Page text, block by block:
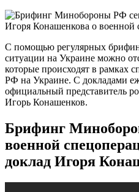
С помощью регулярных
ситуации на Украине можно
которые происходят в рамках
РФ на Украине. С докладами
официальный представитель
Игорь Конашенков.
Брифинг
военной
доклад Игоря